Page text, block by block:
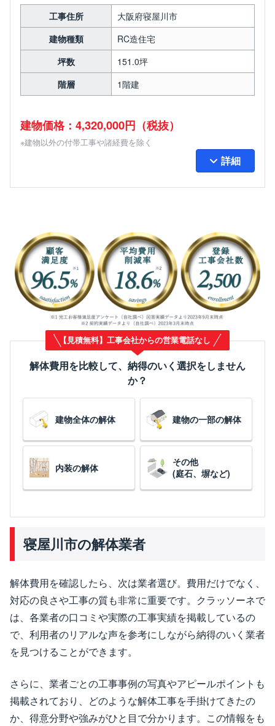
工事住所
大阪府寝屋川市
建物種類
RC造住宅
坪数
151.0坪
階層
1階建
建物価格：4,320,000円（税抜）
※建物以外の付帯工事や諸経費を除く
詳細
【見積無料】工事会社からの営業電話なし
解体費用を比較して、納得のいく選択をしません
か？
建物全体の解体 建物の一部の解体
内装の解体
その他
(庭石、塀など)
寝屋川市の解体業者
解体費用を確認したら、次は業者選び。費用だけでなく、
対応の良さや工事の質も非常に重要です。クラッソーネで
は、各業者の口コミや実際の工事実績を掲載しているの
で、利用者のリアルな声を参考にしながら納得のいく業者
を見つけることができます。
さらに、業者ごとの工事事例の写真やアピールポイントも
掲載されており、どのような解体工事を手掛けてきたの
か、得意分野や強みがひと目で分かります。この情報をも